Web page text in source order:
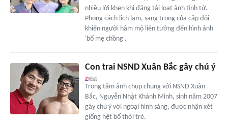
nhiều lời khen khi đăng tải loạt ảnh tình tứ.
Phong cách lịch lãm, sang trọng của cặp đôi
khiến người hâm mộ liên tưởng đến hình ảnh
'bố mẹ chồng'.
Con trai NSND Xuân Bắc gây chú ý
Trong tấm ảnh chụp chung với NSND Xuân
Bắc, Nguyễn Nhật Khánh Minh, sinh năm 2007
gây chú ý với ngoại hình sáng, được nhận xét
giống hệt bố thời trẻ.